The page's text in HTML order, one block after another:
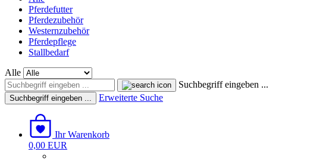
Pferdefutter
Pferdezubehör
Westernzubehör
Pferdepflege
Stallbedarf
Alle
Suchbegriff eingeben ...
Suchbegriff eingeben ... Erweiterte Suche
Ihr Warenkorb
0,00 EUR